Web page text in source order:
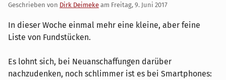
Geschrieben von Dirk Deimeke am Freitag, 9. Juni 2017
In dieser Woche einmal mehr eine kleine, aber feine
Liste von Fundstücken.
Es lohnt sich, bei Neuanschaffungen darüber
nachzudenken, noch schlimmer ist es bei Smartphones: